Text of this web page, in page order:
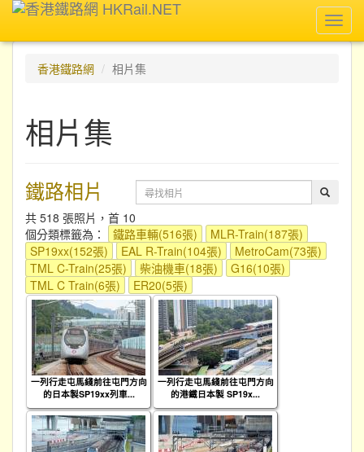
香港鐵路網
相片集
相片集
鐵路相片
共 518 張照片，首 10
個分類標籤為：
鐵路車輛(516張)
MLR-Train(187張)
SP19xx(152張)
EAL R-Train(104張)
MetroCam(73張)
TML C-Train(25張)
柴油機車(18張)
G16(10張)
TML C Train(6張)
ER20(5張)
一列行走屯馬綫前往屯門方向
的日本製SP19xx列車...
一列行走屯馬綫前往屯門方向
的港鐵日本製 SP19x...